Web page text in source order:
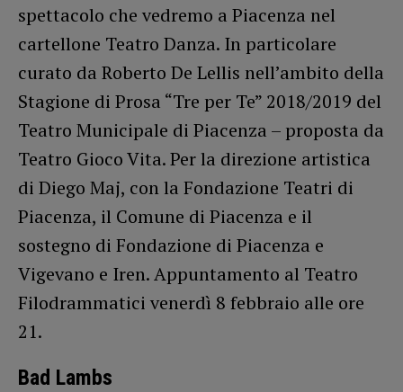
spettacolo che vedremo a Piacenza nel
cartellone Teatro Danza. In particolare
curato da Roberto De Lellis nell’ambito della
Stagione di Prosa “Tre per Te” 2018/2019 del
Teatro Municipale di Piacenza – proposta da
Teatro Gioco Vita. Per la direzione artistica
di Diego Maj, con la Fondazione Teatri di
Piacenza, il Comune di Piacenza e il
sostegno di Fondazione di Piacenza e
Vigevano e Iren. Appuntamento al Teatro
Filodrammatici venerdì 8 febbraio alle ore
21.
Bad Lambs